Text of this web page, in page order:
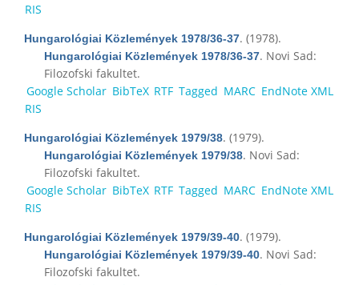
RIS
Hungarológiai Közlemények 1978/36-37. (1978).
Hungarológiai Közlemények 1978/36-37. Novi Sad:
Filozofski fakultet.
Google Scholar BibTeX RTF Tagged MARC EndNote XML
RIS
Hungarológiai Közlemények 1979/38. (1979).
Hungarológiai Közlemények 1979/38. Novi Sad:
Filozofski fakultet.
Google Scholar BibTeX RTF Tagged MARC EndNote XML
RIS
Hungarológiai Közlemények 1979/39-40. (1979).
Hungarológiai Közlemények 1979/39-40. Novi Sad:
Filozofski fakultet.